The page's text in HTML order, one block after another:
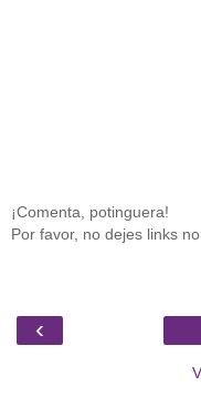
¡Comenta, potinguera!
Por favor, no dejes links
‹